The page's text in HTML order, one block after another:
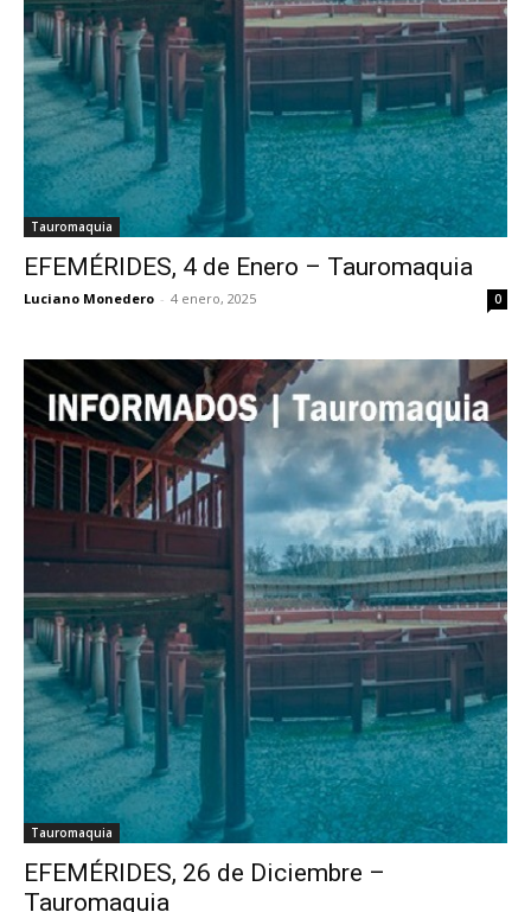
Tauromaquia
EFEMÉRIDES, 4 de Enero – Tauromaquia
Luciano Monedero - 4 enero, 2025 0
Tauromaquia
EFEMÉRIDES, 26 de Diciembre –
Tauromaquia